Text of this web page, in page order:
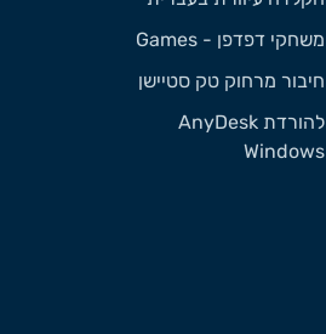
משחקי דפדפן - Games
חיבור מרחוק טק סטיישן
להורדת AnyDesk
Windows